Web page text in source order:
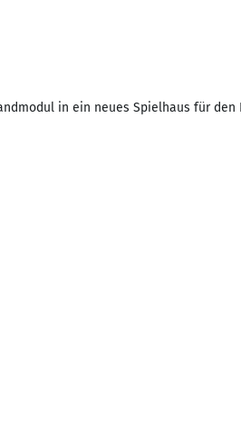
in ein neues Spielhaus für den